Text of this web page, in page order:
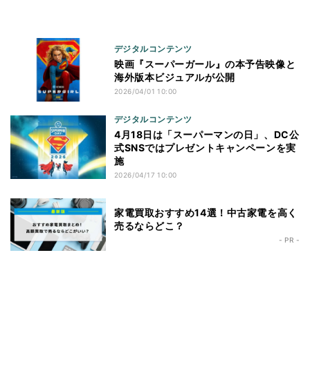
デジタルコンテンツ
映画『スーパーガール』の本予告映像と
海外版本ビジュアルが公開
2026/04/01 10:00
デジタルコンテンツ
4月18日は「スーパーマンの日」、DC公
式SNSではプレゼントキャンペーンを実
施
2026/04/17 10:00
家電買取おすすめ14選！中古家電を高く
売るならどこ？
- PR -